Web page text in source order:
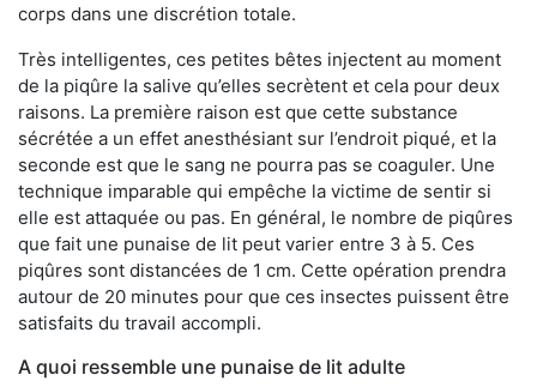
corps dans une discrétion totale.
Très intelligentes, ces petites bêtes injectent au moment
de la piqûre la salive qu’elles secrètent et cela pour deux
raisons. La première raison est que cette substance
sécrétée a un effet anesthésiant sur l’endroit piqué, et la
seconde est que le sang ne pourra pas se coaguler. Une
technique imparable qui empêche la victime de sentir si
elle est attaquée ou pas. En général, le nombre de piqûres
que fait une punaise de lit peut varier entre 3 à 5. Ces
piqûres sont distancées de 1 cm. Cette opération prendra
autour de 20 minutes pour que ces insectes puissent être
satisfaits du travail accompli.
A quoi ressemble une punaise de lit adulte